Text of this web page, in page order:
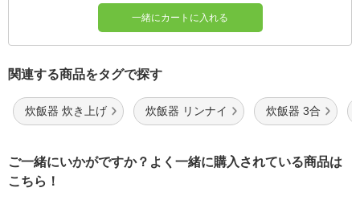
一緒にカートに入れる
関連する商品をタグで探す
炊飯器 炊き上げ 炊飯器 リンナイ 炊飯器 3合
ご一緒にいかがですか？よく一緒に購入されている商品は
こちら！